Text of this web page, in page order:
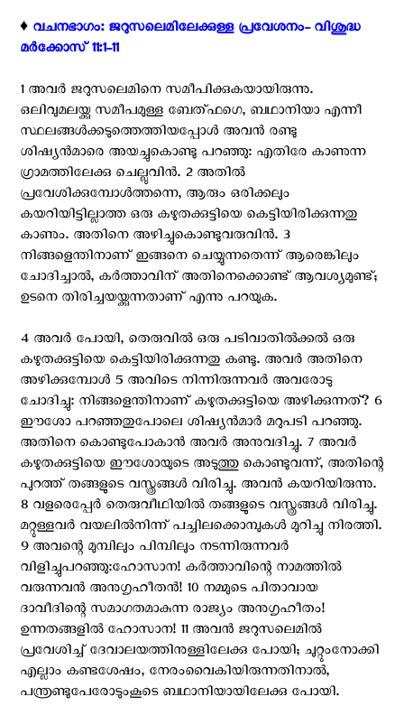
♦️ വചനഭാഗം: ജറുസലെമിലേക്കുള്ള പ്രവേശനം- വിശുദ്ധ
മര്‍ക്കോസ് 11:1-11
1 അവര്‍ ജറുസലെമിനെ സമീപിക്കുകയായിരുന്നു.
ഒലിവുമലയ്ക്കു സമീപമുള്ള ബേത്ഫഗെ, ബഥാനിയാ എന്നീ
സ്ഥലങ്ങള്‍ക്കടുത്തെത്തിയപ്പോള്‍ അവന്‍ രണ്ടു
ശിഷ്യന്‍മാരെ അയച്ചുകൊണ്ടു പറഞ്ഞു: എതിരേ കാണുന്ന
ഗ്രാമത്തിലേക്കു ചെല്ലുവിന്‍. 2 അതില്‍
പ്രവേശിക്കുമ്പോള്‍ത്തന്നെ, ആരും ഒരിക്കലും
കയറിയിട്ടില്ലാത്ത ഒരു കഴുതക്കുട്ടിയെ കെട്ടിയിരിക്കുന്നതു
കാണും. അതിനെ അഴിച്ചുകൊണ്ടുവരുവിന്‍. 3
നിങ്ങളെന്തിനാണ് ഇങ്ങനെ ചെയ്യുന്നതെന്ന് ആരെങ്കിലും
ചോദിച്ചാല്‍, കര്‍ത്താവിന് അതിനെക്കൊണ്ട് ആവശ്യമുണ്ട്;
ഉടനെ തിരിച്ചയയ്ക്കുന്നതാണ് എന്നു പറയുക.
4 അവര്‍ പോയി, തെരുവില്‍ ഒരു പടിവാതില്‍ക്കല്‍ ഒരു
കഴുതക്കുട്ടിയെ കെട്ടിയിരിക്കുന്നതു കണ്ടു. അവര്‍ അതിനെ
അഴിക്കുമ്പോള്‍ 5 അവിടെ നിന്നിരുന്നവര്‍ അവരോടു
ചോദിച്ചു: നിങ്ങളെന്തിനാണ് കഴുതക്കുട്ടിയെ അഴിക്കുന്നത്? 6
ഈശോ പറഞ്ഞതുപോലെ ശിഷ്യന്‍മാര്‍ മറുപടി പറഞ്ഞു.
അതിനെ കൊണ്ടുപോകാന്‍ അവര്‍ അനുവദിച്ചു. 7 അവര്‍
കഴുതക്കുട്ടിയെ ഈശോയുടെ അടുത്തു കൊണ്ടുവന്ന്, അതിന്റെ
പുറത്ത് തങ്ങളുടെ വസ്ത്രങ്ങള്‍ വിരിച്ചു. അവന്‍ കയറിയിരുന്നു.
8 വളരെപ്പേര്‍ തെരുവീഥിയില്‍ തങ്ങളുടെ വസ്ത്രങ്ങള്‍ വിരിച്ചു.
മറ്റുള്ളവര്‍ വയലില്‍നിന്ന് പച്ചിലക്കൊമ്പുകള്‍ മുറിച്ചു നിരത്തി.
9 അവന്റെ മുമ്പിലും പിമ്പിലും നടന്നിരുന്നവര്‍
വിളിച്ചുപറഞ്ഞു:ഹോസാന! കര്‍ത്താവിന്റെ നാമത്തില്‍
വരുന്നവന്‍ അനുഗൃഹീതന്‍! 10 നമ്മുടെ പിതാവായ
ദാവീദിന്റെ സമാഗതമാകുന്ന രാജ്യം അനുഗൃഹീതം!
ഉന്നതങ്ങളില്‍ ഹോസാന! 11 അവന്‍ ജറുസലെമില്‍
പ്രവേശിച്ച് ദേവാലയത്തിനുള്ളിലേക്കു പോയി; ചുറ്റുംനോക്കി
എല്ലാം കണ്ടശേഷം, നേരംവൈകിയിരുന്നതിനാല്‍,
പന്ത്രണ്ടുപേരോടുംകൂടെ ബഥാനിയായിലേക്കു പോയി.